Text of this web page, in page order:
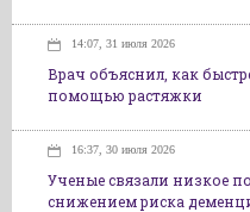
14:07, 31 июля 2026
Врач объяснил, как
помощью растяжки
16:37, 30 июля 2026
Ученые связали низкое
снижением риска